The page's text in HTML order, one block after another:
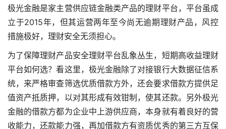
极光金融是家主营供应链金融类产品的理财平台，平台虽成
立于2015年，但其运营两年至今尚无逾期理财产品，风控
措施极好，理财安全无须担心。
为了保障理财产品安全理财平台乱象丛生，短期高收益理财
平台如何选？看这里，极光金融除了对接银行大数据征信系
统，来严格审查筛选优质借款方外，还会要求借款方提供足
值资产抵质押，以对其形成有效钳制，使其还款。另外极光
金融的借款方都为企业中上游供应商，本身就有着良好的营
收能力，还款能力强，再加借款方有资质优秀的第三方互保